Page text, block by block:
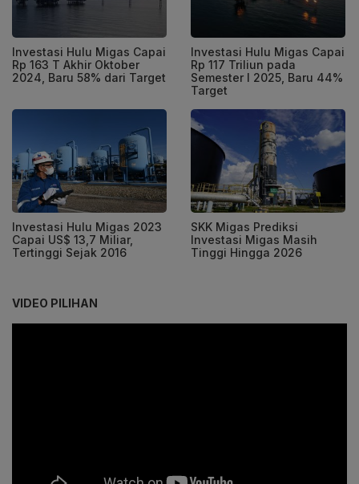
Investasi Hulu Migas Capai
Rp 163 T Akhir Oktober
2024, Baru 58% dari Target
Investasi Hulu Migas Capai
Rp 117 Triliun pada
Semester I 2025, Baru 44%
Target
Investasi Hulu Migas 2023
Capai US$ 13,7 Miliar,
Tertinggi Sejak 2016
SKK Migas Prediksi
Investasi Migas Masih
Tinggi Hingga 2026
VIDEO PILIHAN